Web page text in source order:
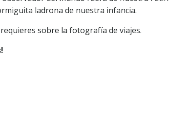
ladrona de nuestra infancia.
sobre la fotografía de viajes.